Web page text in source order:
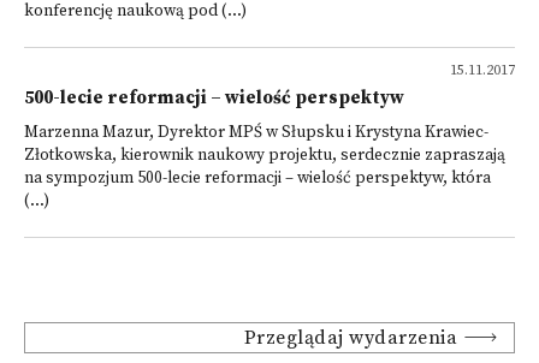
konferencję naukową pod (...)
15.11.2017
500-lecie reformacji – wielość perspektyw
Marzenna Mazur, Dyrektor MPŚ w Słupsku i Krystyna Krawiec-
Złotkowska, kierownik naukowy projektu, serdecznie zapraszają
na sympozjum 500-lecie reformacji – wielość perspektyw, która
(...)
Przeglądaj wydarzenia